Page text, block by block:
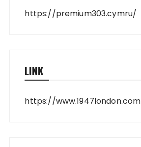
https://premium303.cymru/
LINK
https://www.1947london.com